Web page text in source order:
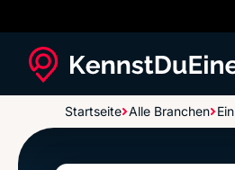
Startseite Alle Branchen
Krings Bau + Wohn